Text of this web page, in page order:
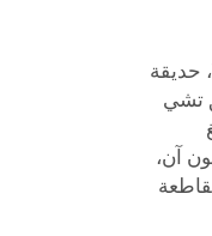
Add: الرقم 601-2، المبنى 13، حديقة
16 طريق تشي
آن،